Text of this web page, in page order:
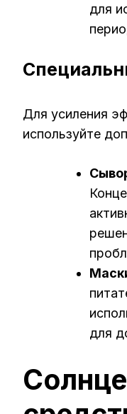
для
Для усиления
используйте
для